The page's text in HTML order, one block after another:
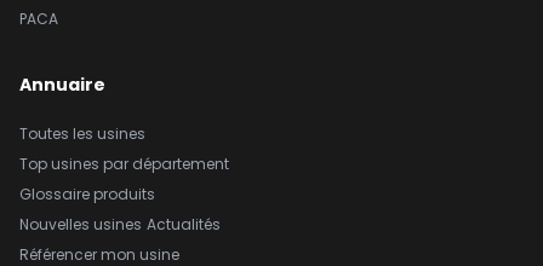
PACA
Annuaire
Toutes les usines
Top usines par département
Glossaire produits
Nouvelles usines Actualités
Référencer mon usine